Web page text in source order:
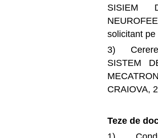
SISIEM
solicitant pe
3) Cerere
SISTEM
CRAIOVA,
Teze de